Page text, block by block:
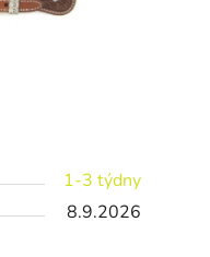
1-3 týdny
8.9.2026